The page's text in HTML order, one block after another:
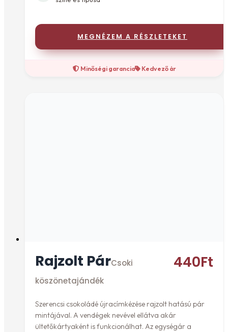
MEGNÉZEM A RÉSZLETEKET
Minőségi garancia Kedvező ár
Rajzolt PárCsoki
köszönetajándék
440Ft
Szerencsi csokoládé újracímkézése rajzolt hatású pár
mintájával. A vendégek nevével ellátva akár
ültetőkártyaként is funkcionálhat. Az egységár a